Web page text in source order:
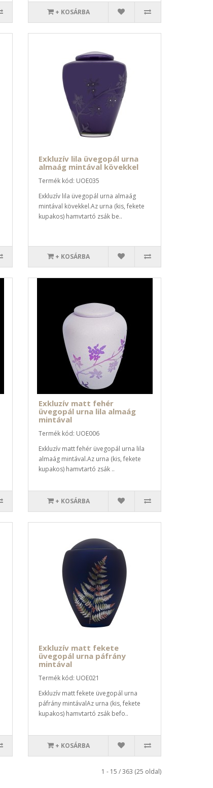
+ KOSÁRBA
Exkluzív lila üvegopál urna
almaág mintával kövekkel
Termék kód: UOE035
Exkluzív lila üvegopál urna almaág
mintával kövekkel.Az urna (kis, fekete
kupakos) hamvtartó zsák be..
+ KOSÁRBA
Exkluzív matt fehér
üvegopál urna lila almaág
mintával
Termék kód: UOE006
Exkluzív matt fehér üvegopál urna lila
almaág mintával.Az urna (kis, fekete
kupakos) hamvtartó zsák ..
+ KOSÁRBA
Exkluzív matt fekete
üvegopál urna páfrány
mintával
Termék kód: UOE021
Exkluzív matt fekete üvegopál urna
páfrány mintávalAz urna (kis, fekete
kupakos) hamvtartó zsák befo..
+ KOSÁRBA
1 - 15 / 363 (25 oldal)